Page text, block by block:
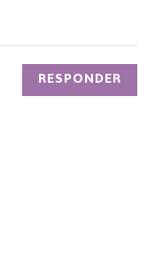
RESPONDER